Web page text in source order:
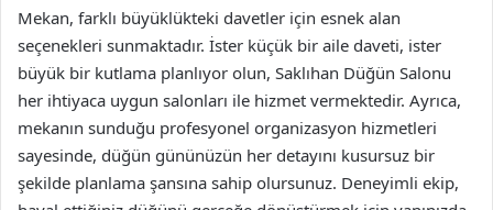
Mekan, farklı büyüklükteki davetler için esnek alan
seçenekleri sunmaktadır. İster küçük bir aile daveti, ister
büyük bir kutlama planlıyor olun, Saklıhan Düğün Salonu
her ihtiyaca uygun salonları ile hizmet vermektedir. Ayrıca,
mekanın sunduğu profesyonel organizasyon hizmetleri
sayesinde, düğün gününüzün her detayını kusursuz bir
şekilde planlama şansına sahip olursunuz. Deneyimli ekip,